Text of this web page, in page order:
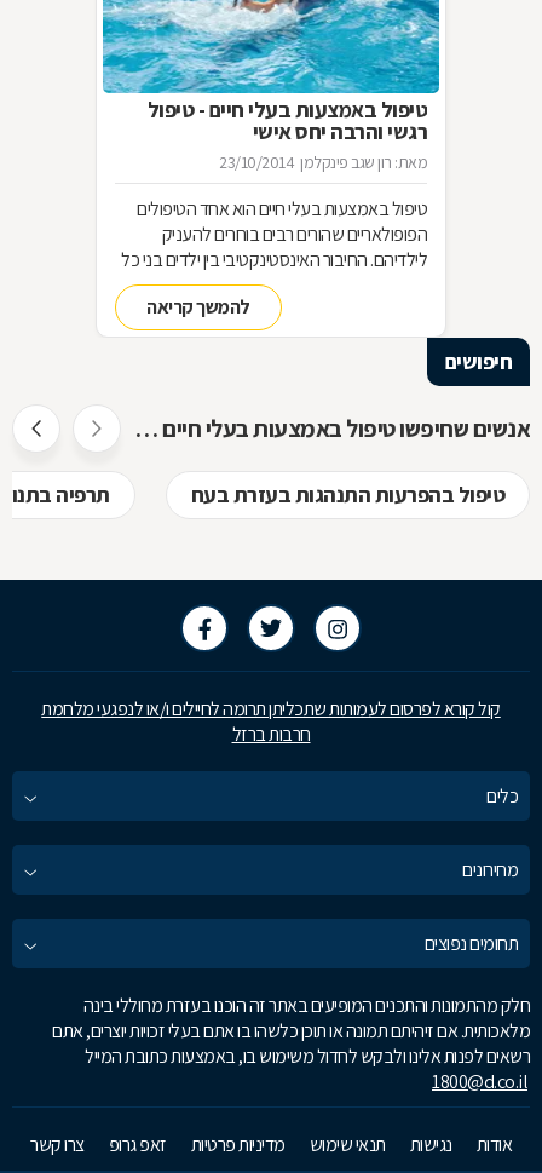
טיפול באמצעות בעלי חיים - טיפול
רגשי והרבה יחס אישי
מאת: רון שגב פינקלמן 23/10/2014
טיפול באמצעות בעלי חיים הוא אחד הטיפולים
הפופולאריים שהורים רבים בוחרים להעניק
לילדיהם. החיבור האינסטינקטיבי בין ילדים בני כל
הגילים לבין בעלי חיים, משמש בסיס מצוין ליצירת
קשר רגשי, לפתיחות רבה יותר, לאחריות כלפי
הזולת, ליכולת לקבל אהבה וחום ועוד-ועוד. הקשר
המסלול להכשרת מטפלים בתחום? בכתבה
להמשך קריאה
חיפושים
אנשים שחיפשו טיפול באמצעות בעלי חיים חיפשו גם
טיפול בהפרעות התנהגות בעזרת בעח תרפיה
קול קורא לפרסום לעמותות שתכליתן תרומה לחיילים ו/או לנפגעי מלחמת
חרבות ברזל
כלים
מחירונים
תחומים נפוצים
חלק מהתמונות והתכנים המופיעים באתר זה הוכנו בעזרת מחוללי בינה
מלאכותית. אם זיהיתם תמונה או תוכן כלשהו בו אתם בעלי זכויות יוצרים, אתם
רשאים לפנות אלינו ולבקש לחדול משימוש בו, באמצעות כתובת המייל
1800@d.co.il
אודות נגישות תנאי שימוש מדיניות פרטיות זאפ גרופ צרו קשר